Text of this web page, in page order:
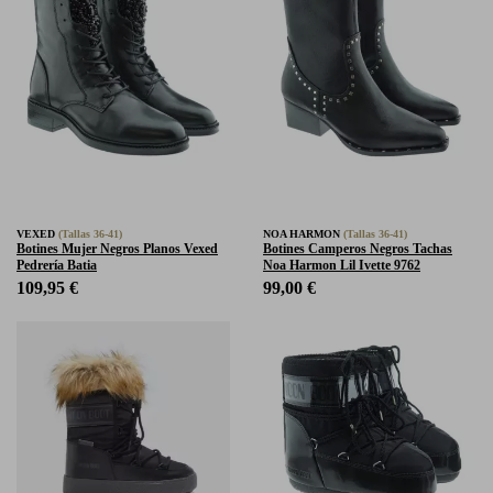
VEXED (Tallas 36-41)
Botines Mujer Negros Planos Vexed
Pedrería Batia
109,95 €
NOA HARMON (Tallas 36-41)
Botines Camperos Negros Tachas
Noa Harmon Lil Ivette 9762
99,00 €